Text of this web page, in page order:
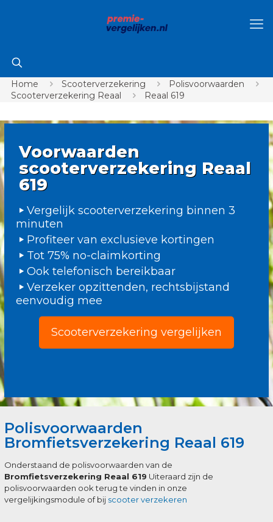
Home Scooterverzekering
Polisvoorwaarden
Scooterverzekering Reaal
Reaal 619
Voorwaarden
scooterverzekering Reaal
619
Vergelijk scooterverzekering binnen 3
minuten
Profiteer van exclusieve kortingen
Tot 75% no-claimkorting
Ook telefonisch bereikbaar
Verzeker opzittenden, rechtsbijstand
eenvoudig mee
Scooterverzekering vergelijken
Polisvoorwaarden
Bromfietsverzekering Reaal 619
Onderstaand de polisvoorwaarden van de
Bromfietsverzekering Reaal 619 Uiteraard zijn de
polisvoorwaarden ook terug te vinden in onze
vergelijkingsmodule of bij scooter verzekeren